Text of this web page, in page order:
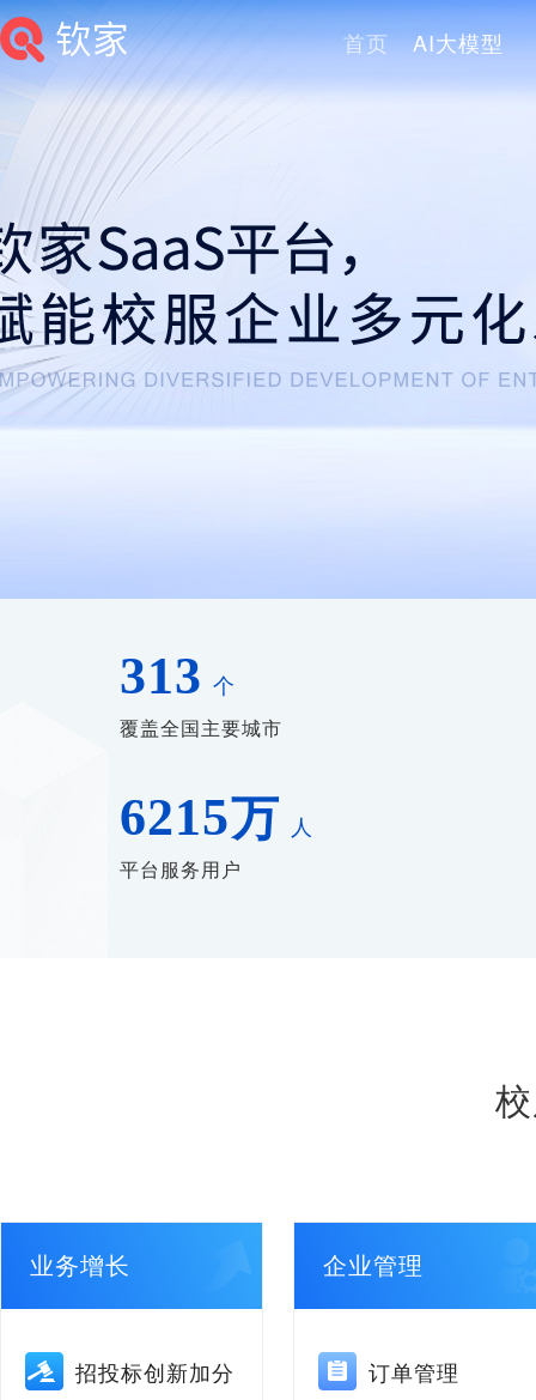
首页 AI大模型
313 个
覆盖全国主要城市
6215万 人
平台服务用户
业务增长
招投标创新加分
企业管理
订单管理